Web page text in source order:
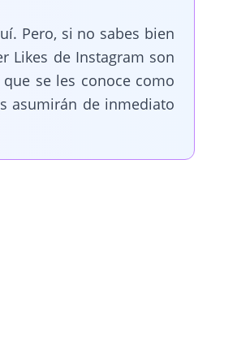
Pero, si no sabes bien
Likes de Instagram son
se les conoce como
asumirán de inmediato